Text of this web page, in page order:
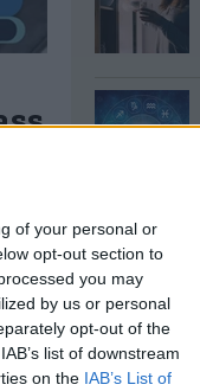
of your personal or
opt-out section to
you may
by us or personal
opt-out of the
list of downstream
on the IAB’s List of